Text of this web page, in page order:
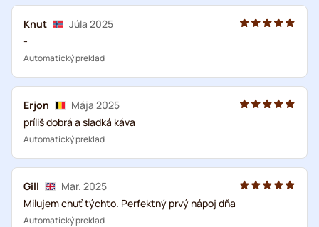
Knut
Júla 2025
-
Automatický preklad
Erjon
Mája 2025
príliš dobrá a sladká káva
Automatický preklad
Gill
Mar. 2025
Milujem chuť týchto. Perfektný prvý nápoj dňa
Automatický preklad